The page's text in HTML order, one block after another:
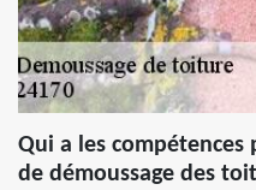
Qui a les
de démoussage des